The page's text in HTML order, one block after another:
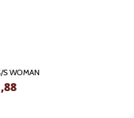
S WOMAN